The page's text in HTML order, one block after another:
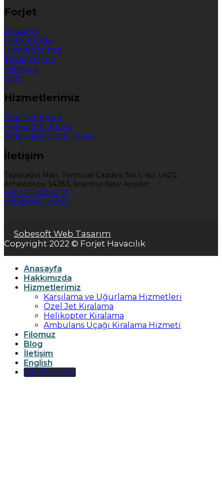
Forjet
Anasayfa
Hakkımızda
Hizmetlerimiz
Teklif Formu
Filomuz
Blog
Hizmetlerimiz
Özel Jet Kirala
Helikopter Kirala
Ambulans Uçağı Kirala
İletişim
Tayakadın Mah. Terminal Caddesi No:1, Nu: U420,
Arnavutköy 34283, İstanbul New Airport
+90 542 402 82 71
info@forjet.com.tr
Sobesoft Web Tasarım
Copyright 2022 © Forjet Havacılık
Anasayfa
Hakkımızda
Hizmetlerimiz
Karşılama ve Uğurlama Hizmetleri
Özel Jet Kiralama
Helikopter Kiralama
Ambulans Uçağı Kiralama Hizmeti
Filomuz
Blog
İletişim
English
Teklif Formu